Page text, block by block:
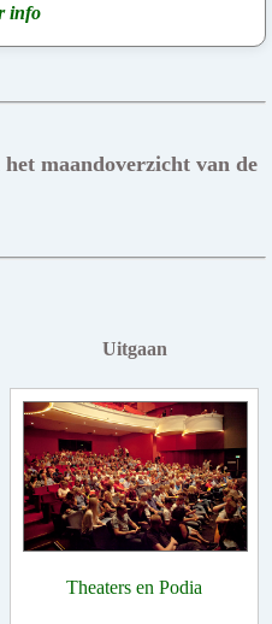
info
maandoverzicht van de
Uitgaan
Theaters en Podia